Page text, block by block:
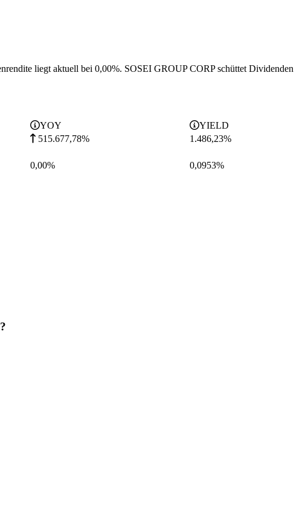
liegt aktuell bei 0,00%. SOSEI GROUP CORP schüttet Dividenden
YOY
YIELD
515.677,78% 1.486,23%
0,00% 0,0953%